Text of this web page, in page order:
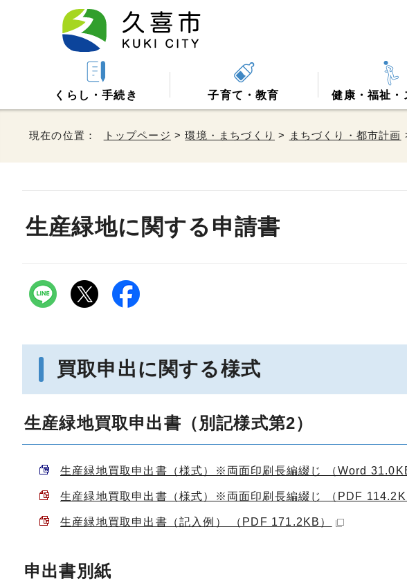
くらし・手続き 子育て・教育 健康・福祉・
現在の位置： トップページ >環境・まちづくり > まちづくり・都市計画
生産緑地に関する申請書
買取申出に関する様式
生産緑地買取申出書（別記様式第2）
生産緑地買取申出書（様式）※両面印刷長編綴じ （Word
生産緑地買取申出書（様式）※両面印刷長編綴じ （PDF
生産緑地買取申出書（記入例） （PDF 171.2KB）
申出書別紙